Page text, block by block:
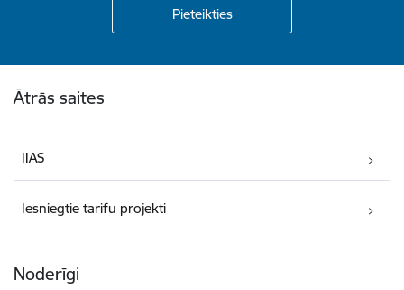
Ātrās saites
IIAS
Iesniegtie tarifu projekti
Noderīgi